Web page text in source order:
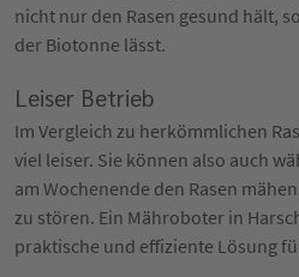
nicht nur den Rasen gesund hält,
der Biotonne lässt.
Leiser Betrieb
Im Vergleich zu herkömmlichen
viel leiser. Sie können also auch
am Wochenende den Rasen
zu stören. Ein Mähroboter in
praktische und effiziente Lösung